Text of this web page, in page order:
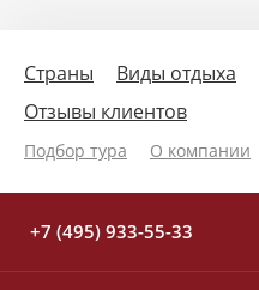
Страны Виды отдыха
Отзывы клиентов
Подбор тура О компании
+7 (495) 933-55-33